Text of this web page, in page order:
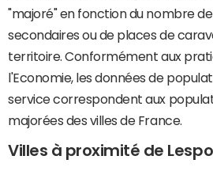
"majoré" en fonction du nombre
secondaires ou de places de
territoire. Conformément aux
l'Economie, les données de
service correspondent aux
majorées des villes de France.
Villes à proximité de